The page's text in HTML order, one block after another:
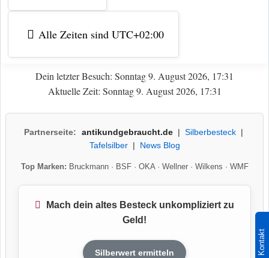
Kontakt
Alle Zeiten sind UTC+02:00
Dein letzter Besuch: Sonntag 9. August 2026, 17:31
Aktuelle Zeit: Sonntag 9. August 2026, 17:31
Partnerseite: antikundgebraucht.de| Silberbesteck|
Tafelsilber| News Blog
Top Marken: Bruckmann· BSF· OKA· Wellner· Wilkens · WMF
Mach dein altes Besteck unkompliziert zu
Geld!
Silberwert ermitteln